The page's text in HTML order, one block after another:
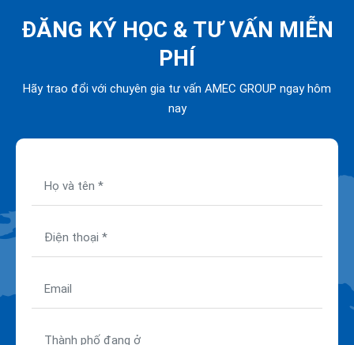
ĐĂNG KÝ HỌC & TƯ VẤN MIỄN
PHÍ
Hãy trao đổi với chuyên gia tư vấn AMEC GROUP ngay hôm
nay